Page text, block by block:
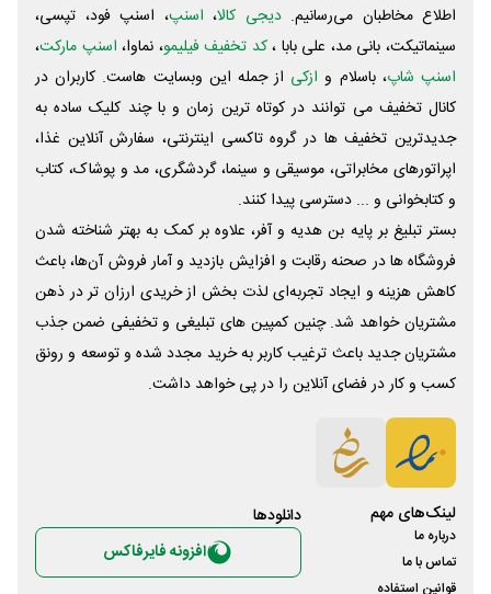
اطلاع مخاطبان می‌رسانیم. دیجی کالا، اسنپ، اسنپ فود، تپسی،
سینماتیکت، بانی مد، علی‌ بابا ،کد تخفیف فیلیمو، نماوا، اسنپ مارکت،
اسنپ شاپ، باسلام و ازکی از جمله این وبسایت ‌هاست. کاربران در
کانال تخفیف می توانند در کوتاه ترین زمان و با چند کلیک ساده به
جدیدترین تخفیف ها در گروه تاکسی اینترنتی، سفارش آنلاین غذا،
اپراتورهای مخابراتی، موسیقی و سینما، گردشگری، مد و پوشاک، کتاب
و کتابخوانی و ... دسترسی پیدا کنند.
بستر تبلیغ بر پایه بن هدیه و آفر، علاوه بر کمک به بهتر شناخته شدن
فروشگاه ها در صحنه رقابت و افزایش بازدید و آمار فروش آن‌ها، باعث
کاهش هزینه و ایجاد تجربه‌ای لذت بخش از خریدی ارزان تر در ذهن
مشتریان خواهد شد. چنین کمپین های تبلیغی و تخفیفی ضمن جذب
مشتریان جدید باعث ترغیب کاربر به خرید مجدد شده و توسعه و رونق
کسب و کار در فضای آنلاین را در پی خواهد داشت.
لینک‌های مهم
درباره ما
تماس با ما
قوانین استفاده
دانلود‌ها
افزونه فایرفاکس